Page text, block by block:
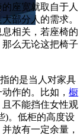
座宽就取自于人
部分人的需求。
相关，若座椅的
么无论这把椅子
的是当人对家具
作的。比如， 橱
不能挡住女性观
)。低柜的高度设
放有一定余量，